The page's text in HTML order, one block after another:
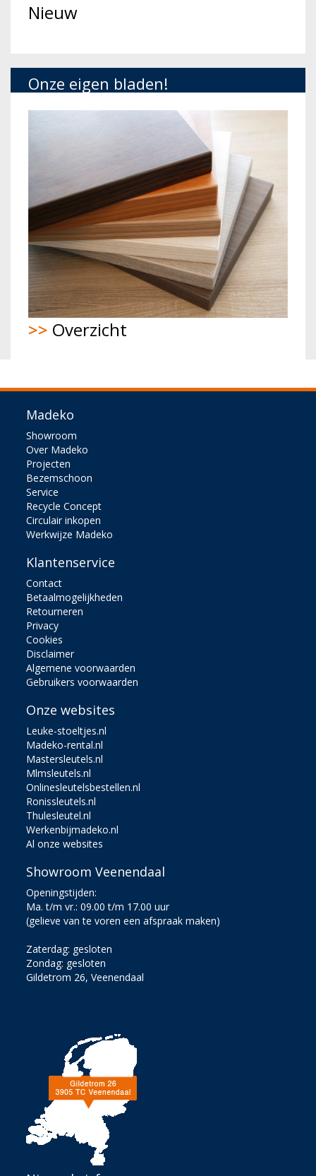
Nieuw
Onze eigen bladen!
>> Overzicht
Madeko
Showroom
Over Madeko
Projecten
Bezemschoon
Service
Recycle Concept
Circulair inkopen
Werkwijze Madeko
Klantenservice
Contact
Betaalmogelijkheden
Retourneren
Privacy
Cookies
Disclaimer
Algemene voorwaarden
Gebruikers voorwaarden
Onze websites
Leuke-stoeltjes.nl
Madeko-rental.nl
Mastersleutels.nl
Mlmsleutels.nl
Onlinesleutelsbestellen.nl
Ronissleutels.nl
Thulesleutel.nl
Werkenbijmadeko.nl
Al onze websites
Showroom Veenendaal
Openingstijden:
Ma. t/m vr.: 09.00 t/m 17.00 uur
(gelieve van te voren een afspraak maken)
Zaterdag: gesloten
Zondag: gesloten
Gildetrom 26, Veenendaal